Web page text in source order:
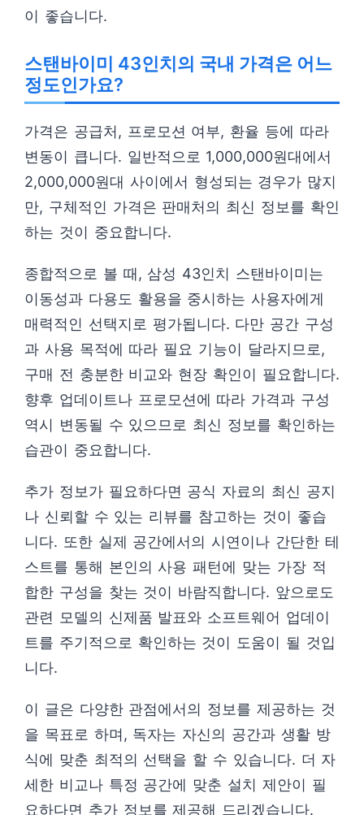
이 좋습니다.
스탠바이미 43인치의 국내 가격은 어느
정도인가요?
가격은 공급처, 프로모션 여부, 환율 등에 따라
변동이 큽니다. 일반적으로 1,000,000원대에서
2,000,000원대 사이에서 형성되는 경우가 많지
만, 구체적인 가격은 판매처의 최신 정보를 확인
하는 것이 중요합니다.
종합적으로 볼 때, 삼성 43인치 스탠바이미는
이동성과 다용도 활용을 중시하는 사용자에게
매력적인 선택지로 평가됩니다. 다만 공간 구성
과 사용 목적에 따라 필요 기능이 달라지므로,
구매 전 충분한 비교와 현장 확인이 필요합니다.
향후 업데이트나 프로모션에 따라 가격과 구성
역시 변동될 수 있으므로 최신 정보를 확인하는
습관이 중요합니다.
추가 정보가 필요하다면 공식 자료의 최신 공지
나 신뢰할 수 있는 리뷰를 참고하는 것이 좋습
니다. 또한 실제 공간에서의 시연이나 간단한 테
스트를 통해 본인의 사용 패턴에 맞는 가장 적
합한 구성을 찾는 것이 바람직합니다. 앞으로도
관련 모델의 신제품 발표와 소프트웨어 업데이
트를 주기적으로 확인하는 것이 도움이 될 것입
니다.
이 글은 다양한 관점에서의 정보를 제공하는 것
을 목표로 하며, 독자는 자신의 공간과 생활 방
식에 맞춘 최적의 선택을 할 수 있습니다. 더 자
세한 비교나 특정 공간에 맞춘 설치 제안이 필
요하다면 추가 정보를 제공해 드리겠습니다.